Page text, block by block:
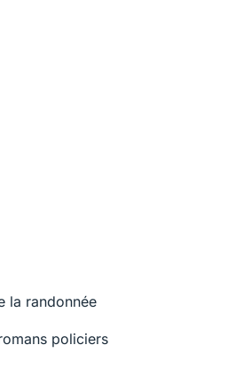
la randonnée
policiers